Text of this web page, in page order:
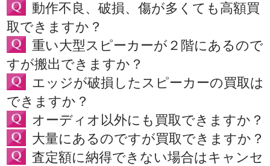
動作不良、破損、傷が多くても高額買
取できますか？
重い大型スピーカーが２階にあるので
すが搬出できますか？
エッジが破損したスピーカーの買取は
できますか？
オーディオ以外にも買取できますか？
大量にあるのですが買取できますか？
査定額に納得できない場合はキャンセ